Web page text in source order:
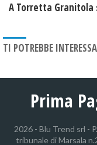
​A Torretta Granitola
TI POTREBBE
Prima
2026 - Blu Trend srl -
tribunale di Marsala